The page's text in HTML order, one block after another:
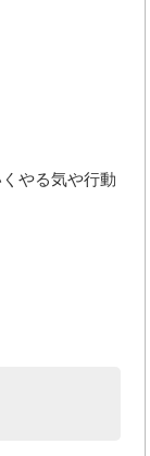
やる気や行動